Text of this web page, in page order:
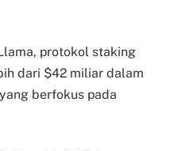
protokol staking
dari $42 miliar dalam
berfokus pada